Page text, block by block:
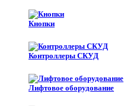
Кнопки
Контроллеры СКУД
Лифтовое оборудование